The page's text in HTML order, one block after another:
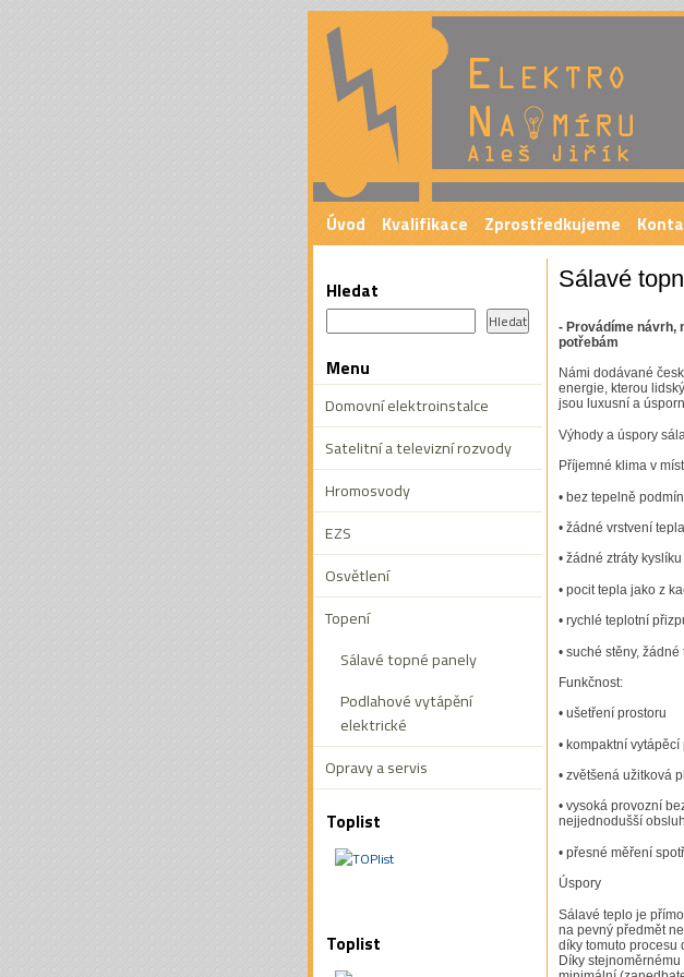
Provádíme
Úvod Kvalifikace Zprostředkujeme
Sálavé
- Provádíme návrh,
potřebám
Námi dodávané
energie, kterou
jsou luxusní a
Výhody a úspory
Příjemné klima v
• bez tepelně
• žádné vrstvení
• žádné ztráty
• pocit tepla jako z
• rychlé teplotní
• suché stěny,
Funkčnost:
• ušetření prostoru
• kompaktní
• zvětšená užitková
• vysoká provozní
nejjednodušší
• přesné měření
Úspory
Sálavé teplo je
na pevný předmět
díky tomuto procesu
Díky
Hledat
Menu
Domovní elektroinstalce
Satelitní a televizní rozvody
Hromosvody
EZS
Osvětlení
Topení
Sálavé topné panely
Podlahové vytápění
elektrické
Opravy a servis
Toplist
Toplist